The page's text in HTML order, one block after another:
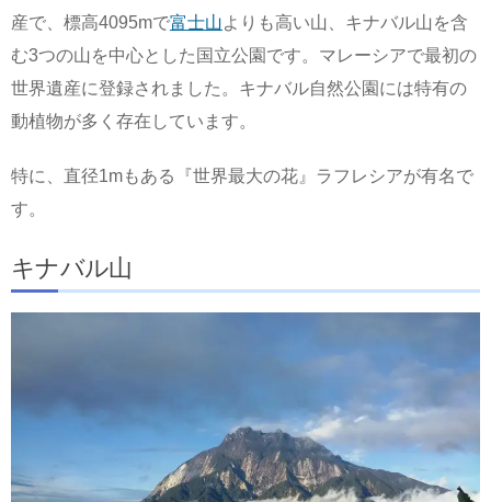
産で、標高4095mで富士山よりも高い山、キナバル山を含
む3つの山を中心とした国立公園です。マレーシアで最初の
世界遺産に登録されました。キナバル自然公園には特有の
動植物が多く存在しています。
特に、直径1mもある『世界最大の花』ラフレシアが有名で
す。
キナバル山